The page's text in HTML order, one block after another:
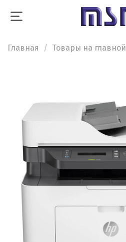
Главная Товары на главной